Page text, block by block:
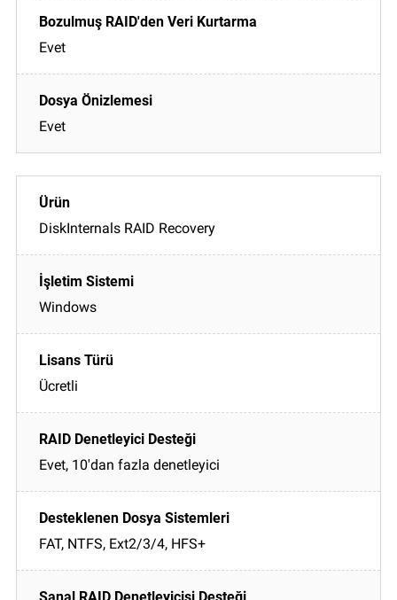
Evet
Evet
DiskInternals RAID Recovery
Windows
Ücretli
Evet, 10'dan fazla denetleyici
FAT, NTFS, Ext2/3/4, HFS+